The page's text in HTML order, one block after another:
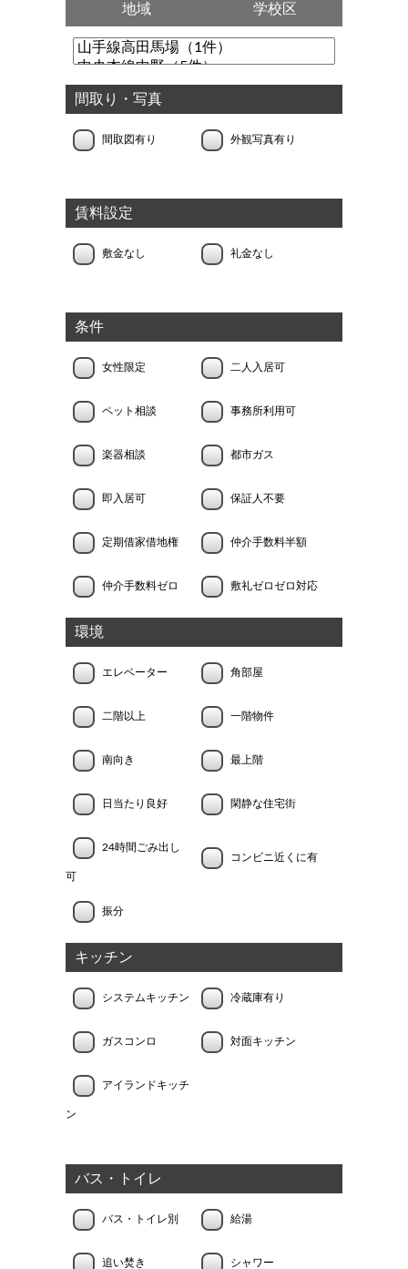
地域 学校区
間取り・写真
間取図有り 外観写真有り
賃料設定
敷金なし 礼金なし
条件
女性限定 二人入居可
ペット相談 事務所利用可
楽器相談 都市ガス
即入居可 保証人不要
定期借家借地権 仲介手数料半額
仲介手数料ゼロ 敷礼ゼロゼロ対応
環境
エレベーター 角部屋
二階以上 一階物件
南向き 最上階
日当たり良好 閑静な住宅街
24時間ごみ出し
可
コンビニ近くに有
振分
キッチン
システムキッチン 冷蔵庫有り
ガスコンロ 対面キッチン
アイランドキッチ
ン
バス・トイレ
バス・トイレ別 給湯
追い焚き シャワー